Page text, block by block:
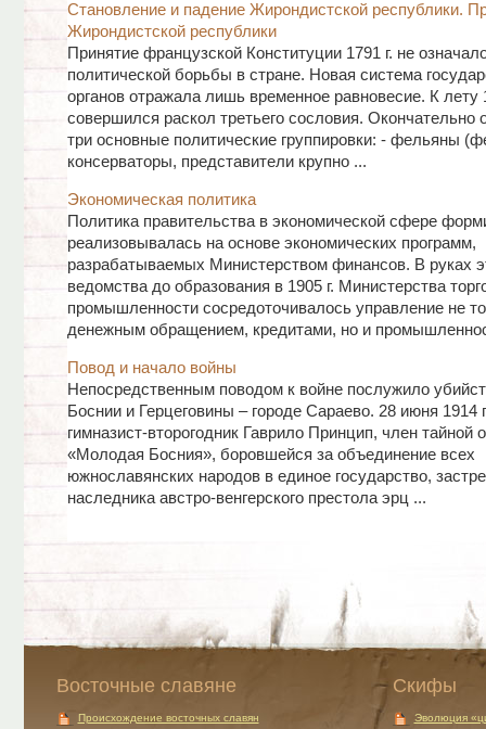
Становление и падение Жирондистской республики.
Жирондистской республики
Принятие французской Конституции 1791 г. не
политической борьбы в стране. Новая система
органов отражала лишь временное равновесие. К лету
совершился раскол третьего сословия. Окончательно
три основные политические группировки: - фельяны
консерваторы, представители крупно ...
Экономическая политика
Политика правительства в экономической сфере
реализовывалась на основе экономических программ,
разрабатываемых Министерством финансов. В руках
ведомства до образования в 1905 г. Министерства
промышленности сосредоточивалось управление не
денежным обращением, кредитами, но и
Повод и начало войны
Непосредственным поводом к войне послужило
Боснии и Герцеговины – городе Сараево. 28 июня 1914
гимназист-второгодник Гаврило Принцип, член тайной
«Молодая Босния», боровшейся за объединение всех
южнославянских народов в единое государство,
наследника австро-венгерского престола эрц ...
Восточные славяне
Происхождение восточных славян
Скифы
Эволюция